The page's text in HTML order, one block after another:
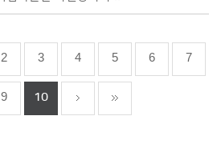
2 3 4 5 6 7
9 10